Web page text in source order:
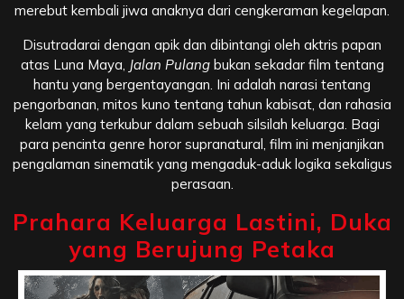
merebut kembali jiwa anaknya dari cengkeraman kegelapan.
Disutradarai dengan apik dan dibintangi oleh aktris papan
atas Luna Maya, Jalan Pulangbukan sekadar film tentang
hantu yang bergentayangan. Ini adalah narasi tentang
pengorbanan, mitos kuno tentang tahun kabisat, dan rahasia
kelam yang terkubur dalam sebuah silsilah keluarga. Bagi
para pencinta genre horor supranatural, film ini menjanjikan
pengalaman sinematik yang mengaduk-aduk logika sekaligus
perasaan.
Prahara Keluarga Lastini, Duka
yang Berujung Petaka